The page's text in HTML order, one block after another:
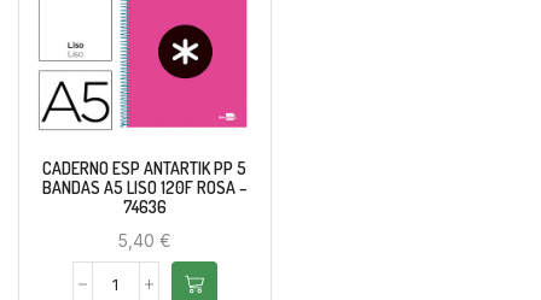
CADERNO ESP ANTARTIK PP 5
BANDAS A5 LISO 120F ROSA –
74636
5,40 €